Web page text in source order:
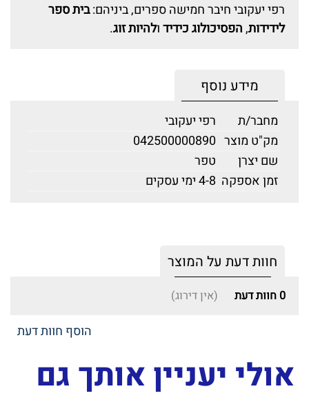
רפי יעקובי חיבר חמישה ספרים, ביניהם:בית ספר
לידידות,הפסיכולוג כידידולהיות זוג.
מידע נוסף
מחבר/ת
רפי יעקובי
מק"ט מוצר 042500000890
שם יצרן
טפר
זמן אספקה 4-8 ימי עסקים
חוות דעת על המוצר
0 חוות דעת (אין דירוג)
הוסף חוות דעת
אולי יעניין אותך גם